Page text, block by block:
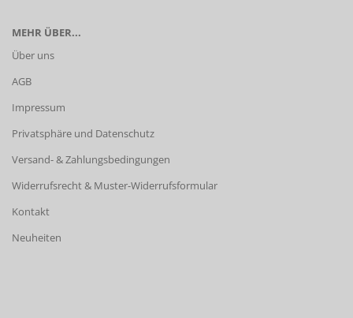
MEHR ÜBER...
Über uns
AGB
Impressum
Privatsphäre und Datenschutz
Versand- & Zahlungsbedingungen
Widerrufsrecht & Muster-Widerrufsformular
Kontakt
Neuheiten